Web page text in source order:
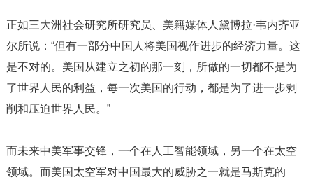
正如三大洲社会研究所研究员、美籍媒体人黛博拉·韦内齐亚
尔所说：“但有一部分中国人将美国视作进步的经济力量。这
是不对的。美国从建立之初的那一刻，所做的一切都不是为
了世界人民的利益，每一次美国的行动，都是为了进一步剥
削和压迫世界人民。”
而未来中美军事交锋，一个在人工智能领域，另一个在太空
领域。而美国太空军对中国最大的威胁之一就是马斯克的